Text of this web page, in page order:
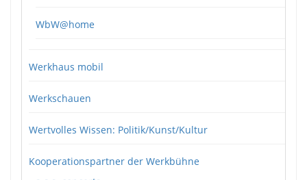
WbW@home
Werkhaus mobil
Werkschauen
Wertvolles Wissen: Politik/Kunst/Kultur
Kooperationspartner der Werkbühne